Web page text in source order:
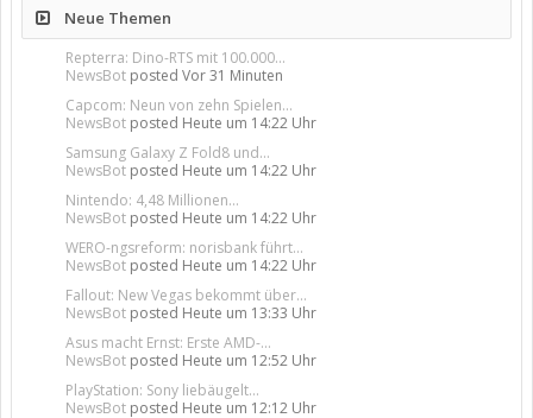
Neue Themen
Repterra: Dino-RTS mit 100.000...
NewsBot posted Vor 31 Minuten
Capcom: Neun von zehn Spielen...
NewsBot posted Heute um 14:22 Uhr
Samsung Galaxy Z Fold8 und...
NewsBot posted Heute um 14:22 Uhr
Nintendo: 4,48 Millionen...
NewsBot posted Heute um 14:22 Uhr
WERO-ngsreform: norisbank führt...
NewsBot posted Heute um 14:22 Uhr
Fallout: New Vegas bekommt über...
NewsBot posted Heute um 13:33 Uhr
Asus macht Ernst: Erste AMD-...
NewsBot posted Heute um 12:52 Uhr
PlayStation: Sony liebäugelt...
NewsBot posted Heute um 12:12 Uhr